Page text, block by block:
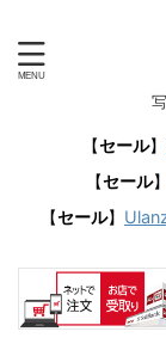
【セール】
【セール】
【セール】